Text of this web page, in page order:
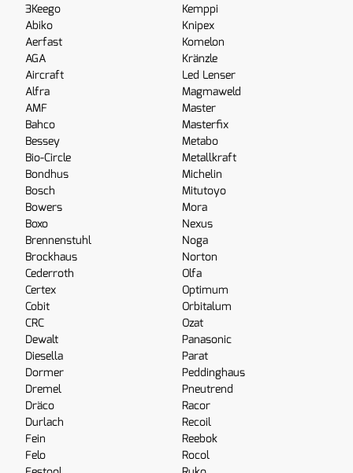
3Keego
Abiko
Aerfast
AGA
Aircraft
Alfra
AMF
Bahco
Bessey
Bio-Circle
Bondhus
Bosch
Bowers
Boxo
Brennenstuhl
Brockhaus
Cederroth
Certex
Cobit
CRC
Dewalt
Diesella
Dormer
Dremel
Dräco
Durlach
Fein
Felo
Kemppi
Knipex
Komelon
Kränzle
Led Lenser
Magmaweld
Master
Masterfix
Metabo
Metallkraft
Michelin
Mitutoyo
Mora
Nexus
Noga
Norton
Olfa
Optimum
Orbitalum
Ozat
Panasonic
Parat
Peddinghaus
Pneutrend
Racor
Recoil
Reebok
Rocol